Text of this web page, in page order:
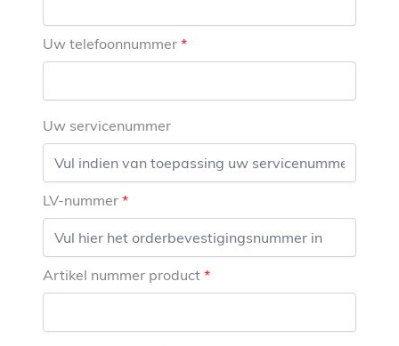
Uw telefoonnummer
Uw servicenummer
LV-nummer
Artikel nummer product